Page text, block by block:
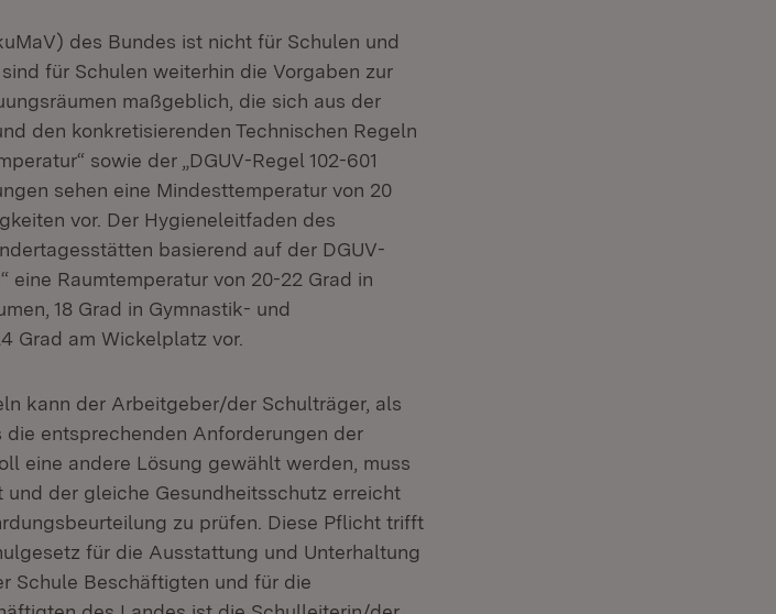
des Bundes ist nicht für Schulen und
für Schulen weiterhin die Vorgaben zur
maßgeblich, die sich aus der
den konkretisierenden Technischen Regeln
sowie der „DGUV-Regel 102-601
sehen eine Mindesttemperatur von 20
vor. Der Hygieneleitfaden des
basierend auf der DGUV-
eine Raumtemperatur von 20-22 Grad in
18 Grad in Gymnastik- und
Grad am Wickelplatz vor.
kann der Arbeitgeber/der Schulträger, als
entsprechenden Anforderungen der
eine andere Lösung gewählt werden, muss
der gleiche Gesundheitsschutz erreicht
zu prüfen. Diese Pflicht trifft
für die Ausstattung und Unterhaltung
Schule Beschäftigten und für die